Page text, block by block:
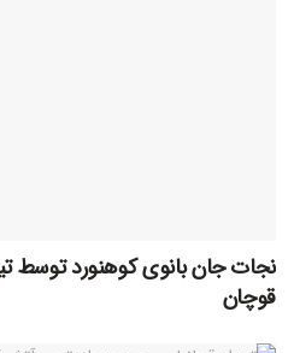
نجات جان بانوی کوهنورد توسط
قوچان